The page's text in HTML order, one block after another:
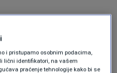
radnih mjesta,
Oni
radnih mjesta u
i pristupamo osobnim podacima,
lični identifikatori, na vašem
praćenje tehnologije kako bi se